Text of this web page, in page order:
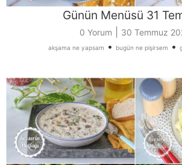
Günün Menüsü 31
0 Yorum 30 Temmuz
akşama ne yapsam • bugün ne pişirsem •